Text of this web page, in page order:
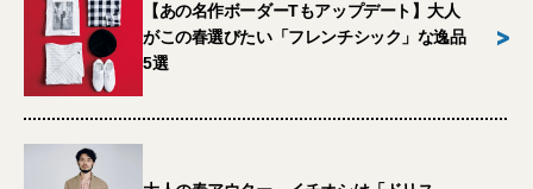
【あの名作ボーダーTもアップデート】大人
がこの春選びたい「フレンチシック」な逸品
5選
>